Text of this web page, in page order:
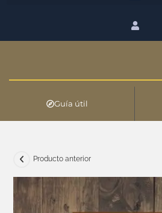
Guía útil
Producto anterior